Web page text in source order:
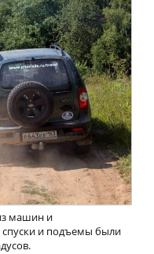
машин и
спуски и подъемы были